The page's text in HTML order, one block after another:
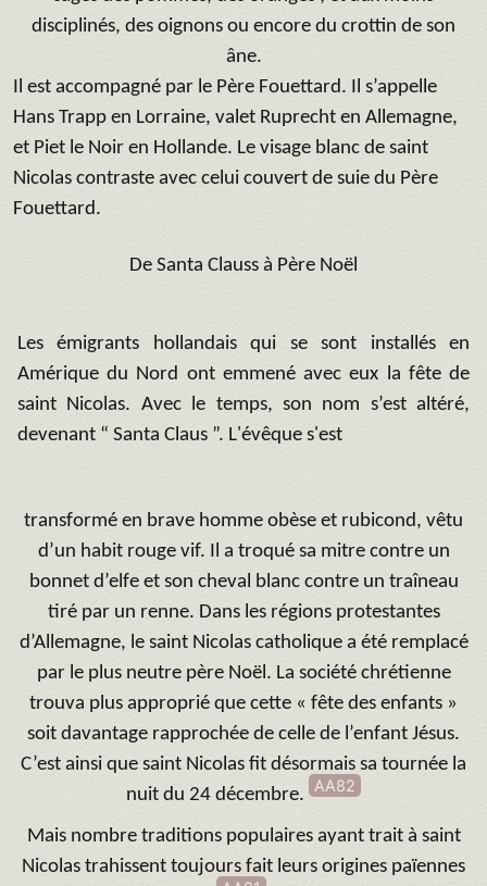
disciplinés, des oignons ou encore du crottin de son
âne.
Il est accompagné par le Père Fouettard. Il s’appelle
Hans Trapp en Lorraine, valet Ruprecht en Allemagne,
et Piet le Noir en Hollande. Le visage blanc de saint
Nicolas contraste avec celui couvert de suie du Père
Fouettard.
De Santa Clauss à Père Noël
Les émigrants hollandais qui se sont installés en
Amérique du Nord ont emmené avec eux la fête de
saint Nicolas. Avec le temps, son nom s’est altéré,
devenant “ Santa Claus ”. L'évêque s'est
transformé en brave homme obèse et rubicond, vêtu
d’un habit rouge vif. Il a troqué sa mitre contre un
bonnet d’elfe et son cheval blanc contre un traîneau
tiré par un renne. Dans les régions protestantes
d’Allemagne, le saint Nicolas catholique a été remplacé
par le plus neutre père Noël. La société chrétienne
trouva plus approprié que cette « fête des enfants »
soit davantage rapprochée de celle de l’enfant Jésus.
C’est ainsi que saint Nicolas fit désormais sa tournée la
nuit du 24 décembre.
AA82
Mais nombre traditions populaires ayant trait à saint
Nicolas trahissent toujours fait leurs origines païennes